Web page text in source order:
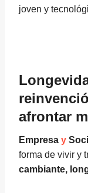
joven y
afrontar
Empresa y
forma de vivir y
cambiante,